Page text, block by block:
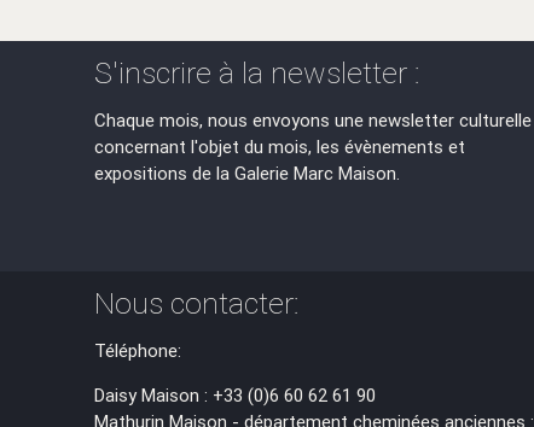
S'inscrire à la newsletter :
Chaque mois, nous envoyons une newsletter culturelle
concernant l'objet du mois, les évènements et
expositions de la Galerie Marc Maison.
Nous contacter:
Téléphone:
Daisy Maison : +33 (0)6 60 62 61 90
Mathurin Maison - département cheminées anciennes :